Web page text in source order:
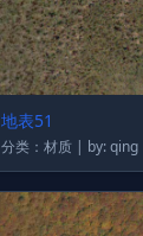
地表51
分类：材质 | by: qing